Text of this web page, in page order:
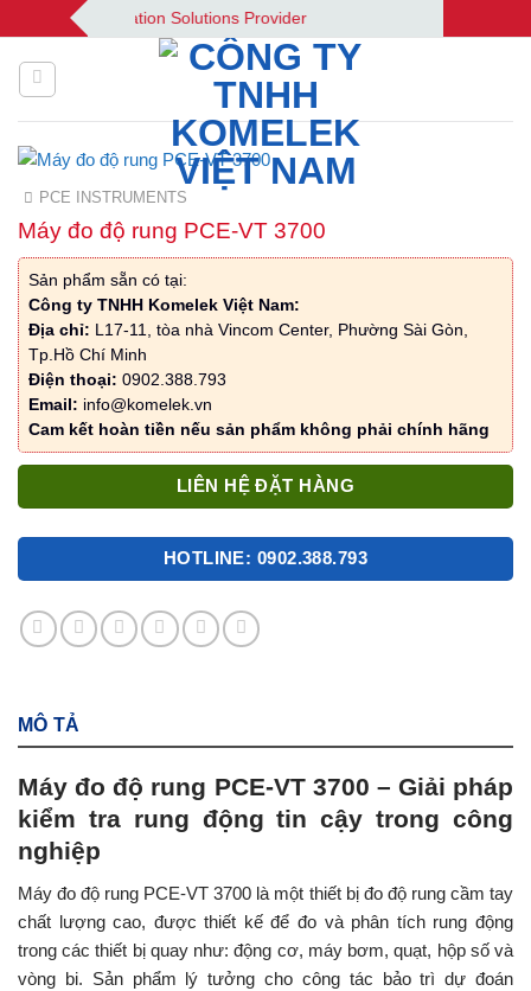
qua
nội
dung
| Your Automation Solutions Provider
PCE INSTRUMENTS
Máy đo độ rung PCE-VT 3700
Sản phẩm sẵn có tại:
Công ty TNHH Komelek Việt Nam:
Địa chỉ: L17-11, tòa nhà Vincom Center, Phường Sài Gòn,
Tp.Hồ Chí Minh
Điện thoại: 0902.388.793
Email: info@komelek.vn
Cam kết hoàn tiền nếu sản phẩm không phải chính hãng
LIÊN HỆ ĐẶT HÀNG
HOTLINE: 0902.388.793
MÔ TẢ
Máy đo độ rung PCE-VT 3700 – Giải pháp
kiểm tra rung động tin cậy trong công
nghiệp
Máy đo độ rung PCE-VT 3700 là một thiết bị đo độ rung cầm tay
chất lượng cao, được thiết kế để đo và phân tích rung động
trong các thiết bị quay như: động cơ, máy bơm, quạt, hộp số và
vòng bi. Sản phẩm lý tưởng cho công tác bảo trì dự đoán